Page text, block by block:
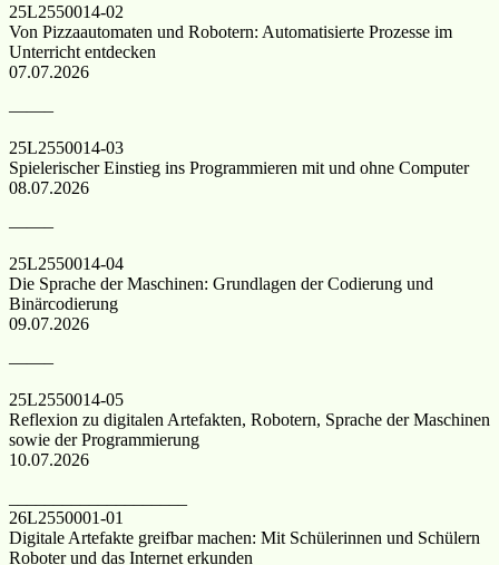
25L2550014-02
Von Pizzaautomaten und Robotern: Automatisierte Prozesse im
Unterricht entdecken
07.07.2026
——–
25L2550014-03
Spielerischer Einstieg ins Programmieren mit und ohne Computer
08.07.2026
——–
25L2550014-04
Die Sprache der Maschinen: Grundlagen der Codierung und
Binärcodierung
09.07.2026
——–
25L2550014-05
Reflexion zu digitalen Artefakten, Robotern, Sprache der Maschinen
sowie der Programmierung
10.07.2026
26L2550001-01
Digitale Artefakte greifbar machen: Mit Schülerinnen und Schülern
Roboter und das Internet erkunden